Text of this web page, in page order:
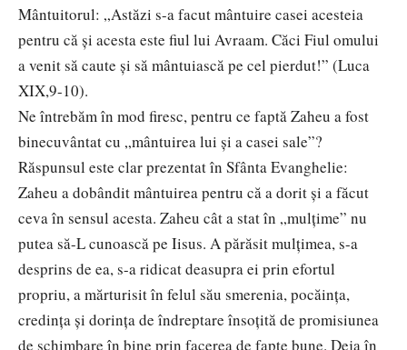
Mântuitorul: „Astăzi s-a facut mântuire casei acesteia
pentru că și acesta este fiul lui Avraam. Căci Fiul omului
a venit să caute și să mântuiască pe cel pierdut!” (Luca
XIX,9-10).
Ne întrebăm în mod firesc, pentru ce faptă Zaheu a fost
binecuvântat cu „mântuirea lui și a casei sale”?
Răspunsul este clar prezentat în Sfânta Evanghelie:
Zaheu a dobândit mântuirea pentru că a dorit și a făcut
ceva în sensul acesta. Zaheu cât a stat în „mulțime” nu
putea să-L cunoască pe Iisus. A părăsit mulțimea, s-a
desprins de ea, s-a ridicat deasupra ei prin efortul
propriu, a mărturisit în felul său smerenia, pocăința,
credința și dorința de îndreptare însoțită de promisiunea
de schimbare în bine prin facerea de fapte bune. Deja în